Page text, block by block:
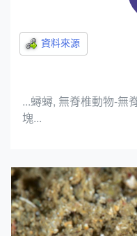
...蟳蟳, 無脊椎動物-無
塊...